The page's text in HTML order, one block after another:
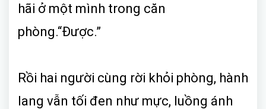
hãi ở một mình trong căn
phòng.“Được.”
Rồi hai người cùng rời khỏi phòng, hành
lang vẫn tối đen như mực, luồng ánh